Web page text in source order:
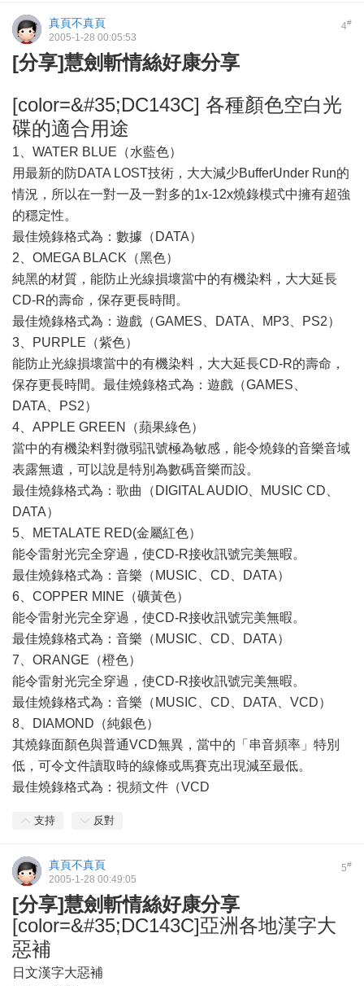
4#
真頁不真頁
2005-1-28 00:05:53
[分享]慧劍斬情絲好康分享
[color=&#35;DC143C] 各種顏色空白光
碟的適合用途
1、WATER BLUE（水藍色）
用最新的防DATA LOST技術，大大減少BufferUnder Run的
情況，所以在一對一及一對多的1x-12x燒錄模式中擁有超強
的穩定性。
最佳燒錄格式為：數據（DATA）
2、OMEGA BLACK（黑色）
純黑的材質，能防止光線損壞當中的有機染料，大大延長
CD-R的壽命，保存更長時間。
最佳燒錄格式為：遊戲（GAMES、DATA、MP3、PS2）
3、PURPLE（紫色）
能防止光線損壞當中的有機染料，大大延長CD-R的壽命，
保存更長時間。最佳燒錄格式為：遊戲（GAMES、
DATA、PS2）
4、APPLE GREEN（蘋果綠色）
當中的有機染料對微弱訊號極為敏感，能令燒錄的音樂音域
表露無遺，可以說是特別為數碼音樂而設。
最佳燒錄格式為：歌曲（DIGITAL AUDIO、MUSIC CD、
DATA）
5、METALATE RED(金屬紅色）
能令雷射光完全穿過，使CD-R接收訊號完美無暇。
最佳燒錄格式為：音樂（MUSIC、CD、DATA）
6、COPPER MINE（礦黃色）
能令雷射光完全穿過，使CD-R接收訊號完美無暇。
最佳燒錄格式為：音樂（MUSIC、CD、DATA）
7、ORANGE（橙色）
能令雷射光完全穿過，使CD-R接收訊號完美無暇。
最佳燒錄格式為：音樂（MUSIC、CD、DATA、VCD）
8、DIAMOND（純銀色）
其燒錄面顏色與普通VCD無異，當中的「串音頻率」特別
低，可令文件讀取時的線條或馬賽克出現減至最低。
最佳燒錄格式為：視頻文件（VCD
支持 反對
5#
真頁不真頁
2005-1-28 00:49:05
[分享]慧劍斬情絲好康分享
[color=&#35;DC143C]亞洲各地漢字大
惡補
日文漢字大惡補